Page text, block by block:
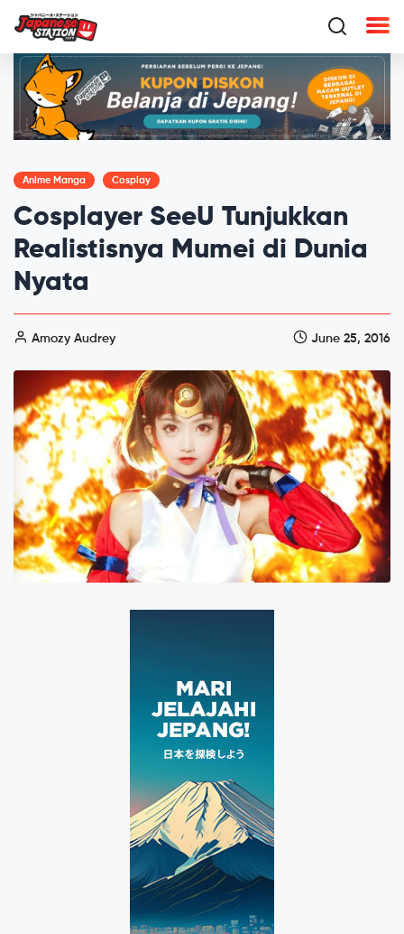
Anime Manga Cosplay
Cosplayer SeeU Tunjukkan
Realistisnya Mumei di Dunia
Nyata
Amozy Audrey June 25, 2016